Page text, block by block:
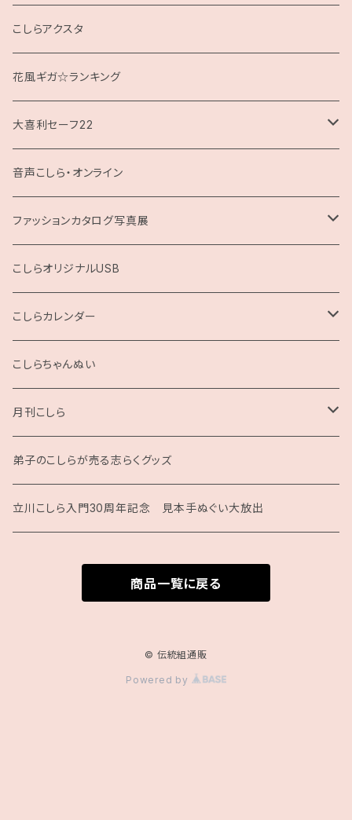
クッション
こしらアクスタ
花風ギガ☆ランキング
大喜利セーフ22
お題回答Tシャツ
音声こしら・オンライン
ファッションカタログ写真展
展示用A4サイズ
2L版
こしらオリジナルUSB
こしらカレンダー
2025
こしらちゃんぬい
月刊こしら
月刊こしら用ファイル
月刊こしらバックナンバーセット（紙版）
弟子のこしらが売る志らくグッズ
立川こしら入門30周年記念 見本手ぬぐい大放出
商品一覧に戻る
© 伝統組通販
Powered by